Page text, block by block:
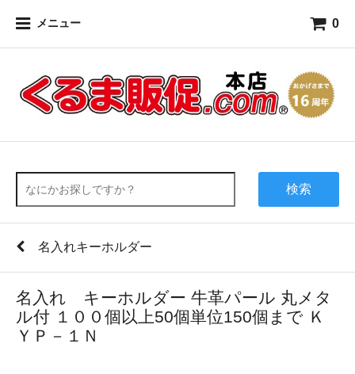
メニュー 0
検索
名入れキーホルダー
名入れ キーホルダー 牛革パール 丸メタ
ル付 １００個以上50個単位150個まで Ｋ
ＹＰ－１Ｎ